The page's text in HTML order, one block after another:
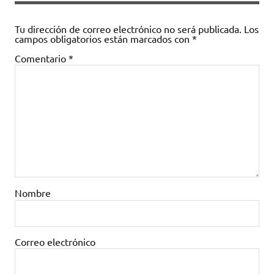
Tu dirección de correo electrónico no será publicada. Los
campos obligatorios están marcados con *
Comentario *
Nombre
Correo electrónico